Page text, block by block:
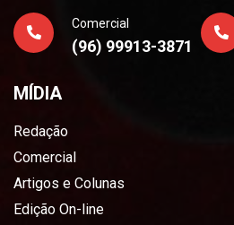
Comercial
(96) 99913-3871
MÍDIA
Redação
Comercial
Artigos e Colunas
Edição On-line